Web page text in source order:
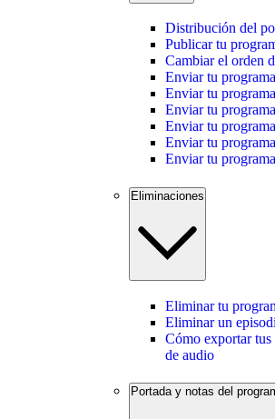
Distribución del
Publicar tu
Cambiar el orden
Enviar tu
Enviar tu
Enviar tu
Enviar tu
Enviar tu
Enviar tu
Eliminaciones
Eliminar tu
Eliminar un
Cómo exportar
de audio
Portada y notas del